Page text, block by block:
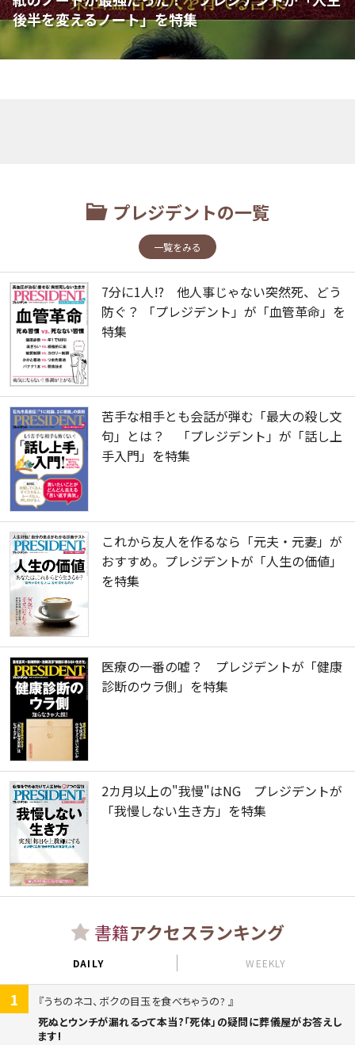
後半を変えるノート」を特集
プレジデントの一覧
一覧をみる
7分に1人!? 他人事じゃない突然死、どう
防ぐ？ 「プレジデント」が「血管革命」を
特集
苦手な相手とも会話が弾む「最大の殺し文
句」とは？ 「プレジデント」が「話し上
手入門」を特集
これから友人を作るなら「元夫・元妻」が
おすすめ。プレジデントが「人生の価値」
を特集
医療の一番の嘘？ プレジデントが「健康
診断のウラ側」を特集
2カ月以上の"我慢"はNG プレジデントが
「我慢しない生き方」を特集
書籍アクセスランキング
DAILY WEEKLY
1
うちのネコ、ボクの目玉を食べちゃうの?
死ぬとウンチが漏れるって本当?「死体」の疑問に葬儀屋がお答えし
ます!